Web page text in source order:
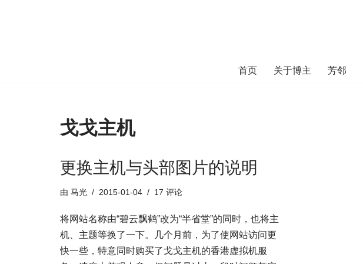
首页 关于博主 芳邻
戈戈主机
更换主机与头部图片的说明
由 马光 2015-01-04 17 评论
将网站名称由“碧云飘鹤”改为“半省堂”的同时，也将主
机、主题等换了一下。几个月前，为了使网站访问更
快一些，特意同时购买了戈戈主机的香港虚拟机服